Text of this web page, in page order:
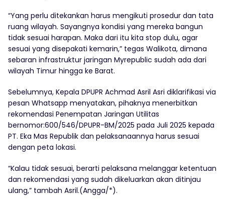
“Yang perlu ditekankan harus mengikuti prosedur dan tata
ruang wilayah. Sayangnya kondisi yang mereka bangun
tidak sesuai harapan. Maka dari itu kita stop dulu, agar
sesuai yang disepakati kemarin,” tegas Walikota, dimana
sebaran infrastruktur jaringan Myrepublic sudah ada dari
wilayah Timur hingga ke Barat.
Sebelumnya, Kepala DPUPR Achmad Asril Asri diklarifikasi via
pesan Whatsapp menyatakan, pihaknya menerbitkan
rekomendasi Penempatan Jaringan Utilitas
bernomor:600/546/DPUPR-BM/2025 pada Juli 2025 kepada
PT. Eka Mas Republik dan pelaksanaannya harus sesuai
dengan peta lokasi.
“Kalau tidak sesuai, berarti pelaksana melanggar ketentuan
dan rekomendasi yang sudah dikeluarkan akan ditinjau
ulang,” tambah Asril.(Angga/*).